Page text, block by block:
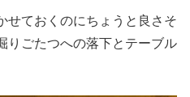
せておくのにちょうと良さそ
りごたつへの落下とテーブル